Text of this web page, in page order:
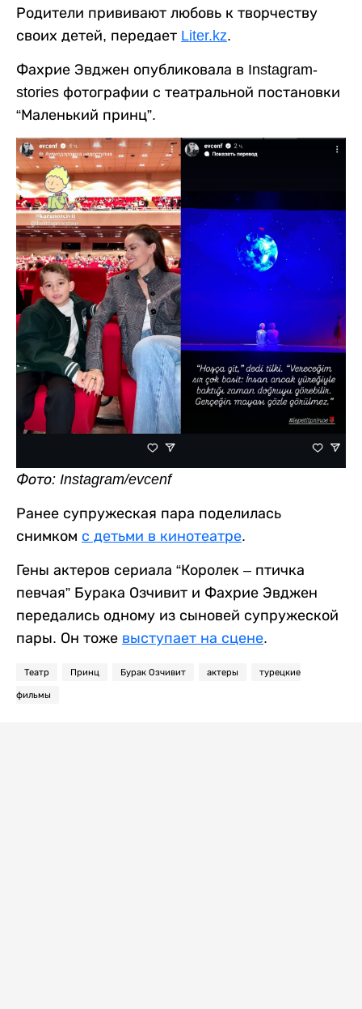
Родители прививают любовь к творчеству
своих детей, передает Liter.kz.
Фахрие Эвджен опубликовала в Instagram-
stories фотографии с театральной постановки
“Маленький принц”.
Фото: Instagram/evcenf
Ранее супружеская пара поделилась
снимком с детьми в кинотеатре.
Гены актеров сериала “Королек – птичка
певчая” Бурака Озчивит и Фахрие Эвджен
передались одному из сыновей супружеской
пары. Он тоже выступает на сцене.
Театр Принц Бурак Озчивит актеры турецкие
фильмы